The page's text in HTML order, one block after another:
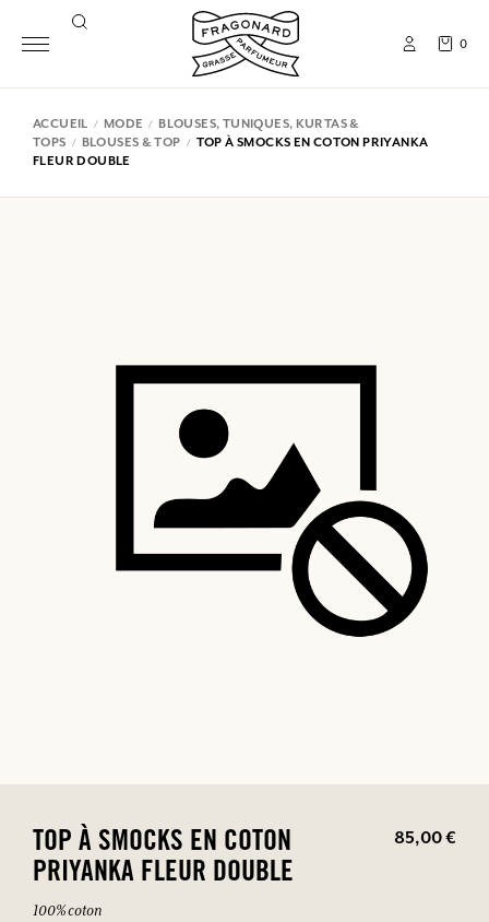
0
ACCUEIL MODE
BLOUSES, TUNIQUES, KURTAS &
TOPS
BLOUSES & TOP
TOP À SMOCKS EN COTON PRIYANKA
FLEUR DOUBLE
TOP À SMOCKS EN COTON
PRIYANKA FLEUR DOUBLE
85,00 €
100% coton